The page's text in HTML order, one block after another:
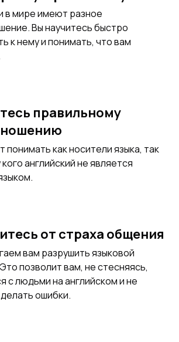
в мире имеют разное
Вы научитесь быстро
к нему и понимать, что вам
правильному
понимать как носители языка, так
английский не является
от страха общения
вам разрушить языковой
позволит вам, не стесняясь,
с людьми на английском и не
ошибки.